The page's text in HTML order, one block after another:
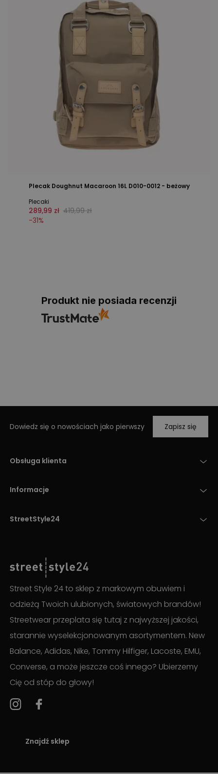
Plecak Doughnut Macaroon 16L D010-0012 - beżowy
Plecaki
289,99 zł 419,99 zł
-31%
Produkt nie posiada recenzji
Dowiedz się o nowościach jako pierwszy Zapisz się
Obsługa klienta
Informacje
StreetStyle24
Street Style 24 to sklep z markowym obuwiem i
odzieżą Twoich ulubionych, światowych brandów!
Streetwear przeplata się tutaj z najwyższej jakości,
starannie wyselekcjonowanym asortymentem. New
Balance, Adidas, Nike, Tommy Hilfiger, Lacoste, EMU,
Converse, a może jeszcze coś innego? Ubierzemy
Cię od stóp do głowy!
Znajdź sklep